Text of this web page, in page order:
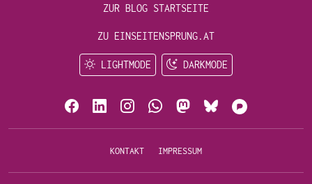
ZUR BLOG STARTSEITE
ZU EINSEITENSPRUNG.AT
LIGHTMODE DARKMODE
KONTAKT IMPRESSUM